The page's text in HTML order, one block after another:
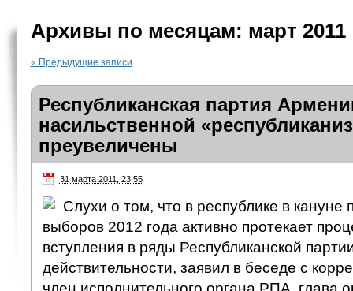
Архивы по месяцам: март 2011
« Предыдущие записи
Республиканская партия
насильственной
преувеличены
31 марта 2011, 23:55
Слухи о том, что в республике в кануне
выборов 2012 года активно протекает
вступления в ряды Республиканской
действительности, заявил в беседе с